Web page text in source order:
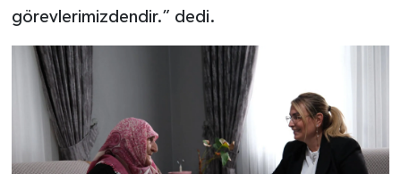
görevlerimizdendir.” dedi.